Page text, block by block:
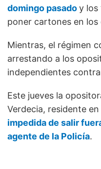
domingo pasadoy los
poner cartones en
Mientras, el régimen
arrestando a los
independientes
Este jueves la
Verdecia, residente
impedida de salir
agente de la Policía.